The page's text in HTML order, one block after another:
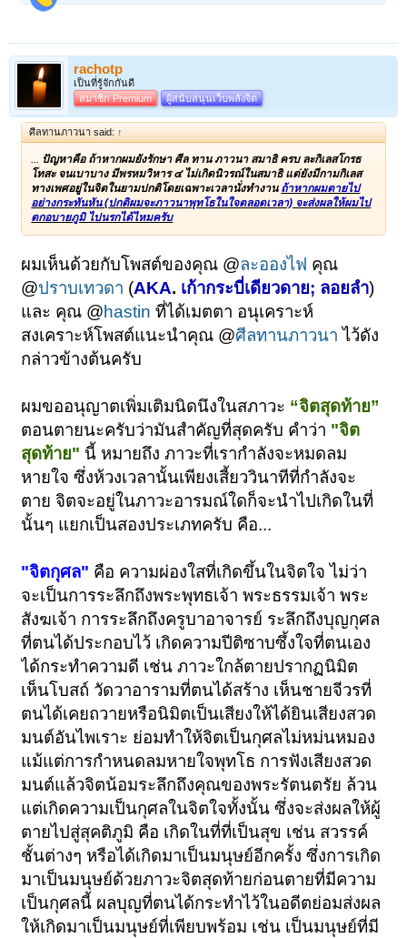
rachotp
เป็นที่รู้จักกันดี
สมาชิก Premium
ผู้สนับสนุนเว็บพลังจิต
ศีลทานภาวนา said: ↑
... ปัญหาคือ ถ้าหากผมยังรักษา ศีล ทาน ภาวนา สมาธิ ครบ ละกิเลสโกรธ
โทสะ จนเบาบาง มีพรหมวิหาร ๔ ไม่เกิดนิวรณ์ในสมาธิ แต่ยังมีกามกิเลส
ทางเพศอยู่ในจิตในยามปกติโดยเฉพาะเวลานั่งทำงาน ถ้าหากผมตายไป
อย่างกระทันหัน (ปกติผมจะภาวนาพุทโธในใจตลอดเวลา) จะส่งผลให้ผมไป
ตกอบายภูมิ ไปนรกได้ไหมครับ
ผมเห็นด้วยกับโพสต์ของคุณ @ละอองไฟ คุณ
@ปราบเทวดา (AKA. เก้ากระบี่เดียวดาย; ลอยลำ)
และ คุณ @hastin ที่ได้เมตตา อนุเคราะห์
สงเคราะห์โพสต์แนะนำคุณ @ศีลทานภาวนา ไว้ดัง
กล่าวข้างต้นครับ
ผมขออนุญาตเพิ่มเติมนิดนึงในสภาวะ “จิตสุดท้าย”
ตอนตายนะครับว่ามันสำคัญที่สุดครับ คำว่า "จิต
สุดท้าย" นี้ หมายถึง ภาวะที่เรากำลังจะหมดลม
หายใจ ซึ่งห้วงเวลานั้นเพียงเสี้ยววินาทีที่กำลังจะ
ตาย จิตจะอยู่ในภาวะอารมณ์ใดก็จะนำไปเกิดในที่
นั้นๆ แยกเป็นสองประเภทครับ คือ...
"จิตกุศล" คือ ความผ่องใสที่เกิดขึ้นในจิตใจ ไม่ว่า
จะเป็นการระลึกถึงพระพุทธเจ้า พระธรรมเจ้า พระ
สังฆเจ้า การระลึกถึงครูบาอาจารย์ ระลึกถึงบุญกุศล
ที่ตนได้ประกอบไว้ เกิดความปีติซาบซึ้งใจที่ตนเอง
ได้กระทำความดี เช่น ภาวะใกล้ตายปรากฏนิมิต
เห็นโบสถ์ วัดวาอารามที่ตนได้สร้าง เห็นชายจีวรที่
ตนได้เคยถวายหรือนิมิตเป็นเสียงให้ได้ยินเสียงสวด
มนต์อันไพเราะ ย่อมทำให้จิตเป็นกุศลไม่หม่นหมอง
แม้แต่การกำหนดลมหายใจพุทโธ การฟังเสียงสวด
มนต์แล้วจิตน้อมระลึกถึงคุณของพระรัตนตรัย ล้วน
แต่เกิดความเป็นกุศลในจิตใจทั้งนั้น ซึ่งจะส่งผลให้ผู้
ตายไปสู่สุคติภูมิ คือ เกิดในที่ที่เป็นสุข เช่น สวรรค์
ชั้นต่างๆ หรือได้เกิดมาเป็นมนุษย์อีกครั้ง ซึ่งการเกิด
มาเป็นมนุษย์ด้วยภาวะจิตสุดท้ายก่อนตายที่มีความ
เป็นกุศลนี้ ผลบุญที่ตนได้กระทำไว้ในอดีตย่อมส่งผล
ให้เกิดมาเป็นมนุษย์ที่เพียบพร้อม เช่น เป็นมนุษย์ที่มี